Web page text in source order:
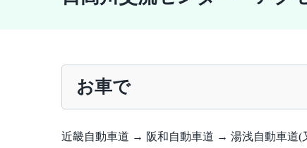
お車で
近畿自動車道 → 阪和自動車道 → 湯浅自動車道